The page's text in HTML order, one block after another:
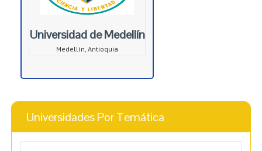
Universidad de Medellín
Medellín, Antioquia
Universidades Por Temática